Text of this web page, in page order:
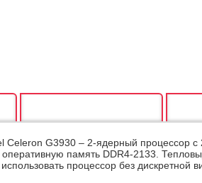
Celeron G3930 – 2-ядерный процессор
память DDR4-2133.
процессор без дискретной